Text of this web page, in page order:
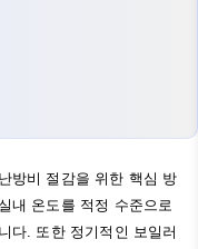
방비 절감을 위한 핵심 방
내 온도를 적정 수준으로
다. 또한 정기적인 보일러